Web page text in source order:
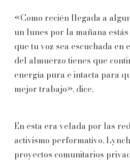
«Como recién llegada a
un lunes por la mañana
que tu voz sea escuchada en
del almuerzo tienes que
energía pura e intacta para
mejor trabajo», dice.
En esta era velada por las
activismo performativo,
proyectos comunitarios